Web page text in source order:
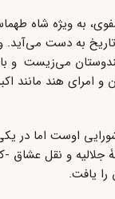
به ویژه شاه
می‌زیست و
هند مانند
اوست اما در
جلالیه و نقل
را یافت.